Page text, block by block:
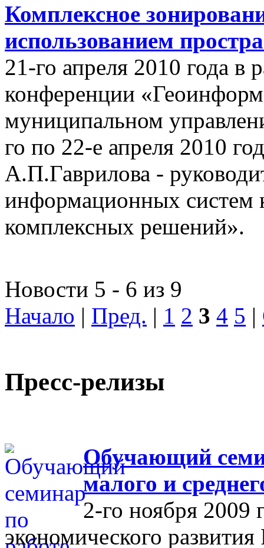
Комплексное
использованием
21-го апреля 2010 года в
конференции
муниципальном
го по 22-е апреля 2010
А.П.Гаврилова -
информационных систем
комплексных решений».
Новости 5 - 6 из 9
Начало | Пред. | 1 2 3 4 5 |
Пресс-релизы
Обучающий
малого и
2-го ноября 2009
экономического